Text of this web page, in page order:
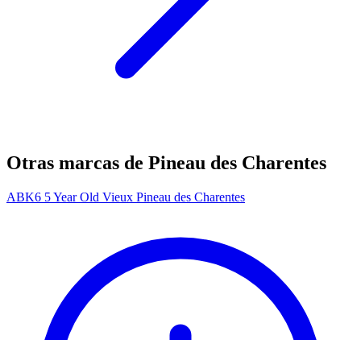
Otras marcas de Pineau des Charentes
ABK6 5 Year Old Vieux Pineau des Charentes